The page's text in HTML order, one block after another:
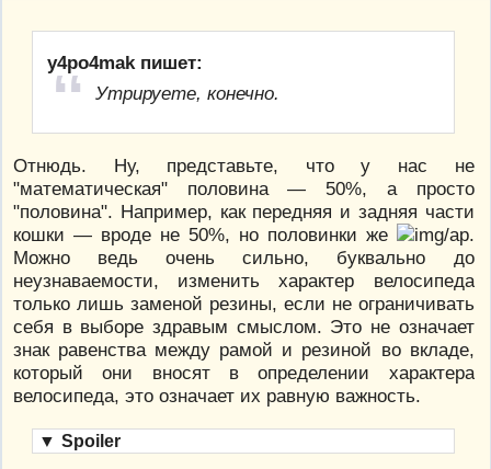
y4po4mak пишет:
Утрируете, конечно.
Отнюдь. Ну, представьте, что у нас не
"математическая" половина — 50%, а просто
"половина". Например, как передняя и задняя части
кошки — вроде не 50%, но половинки же
.
Можно ведь очень сильно, буквально до
неузнаваемости, изменить характер велосипеда
только лишь заменой резины, если не ограничивать
себя в выборе здравым смыслом. Это не означает
знак равенства между рамой и резиной во вкладе,
который они вносят в определении характера
велосипеда, это означает их равную важность.
▼ Spoiler